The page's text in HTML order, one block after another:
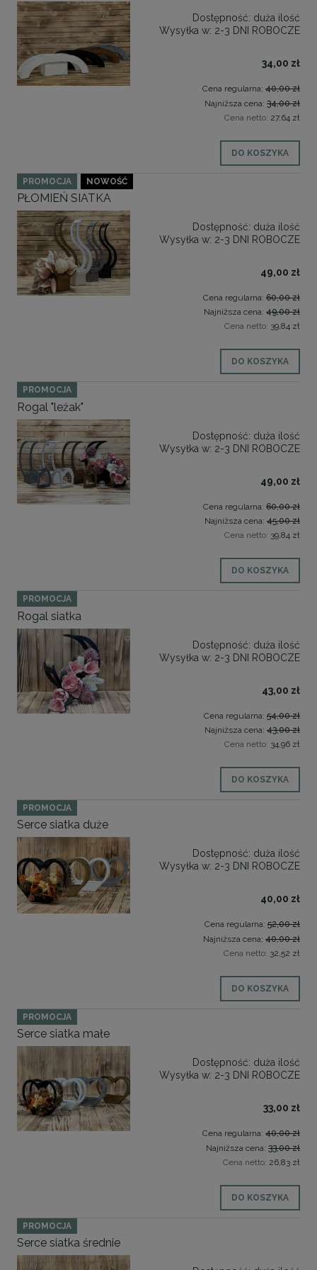
Dostępność: duża ilość
Wysyłka w: 2-3 DNI ROBOCZE
34,00 zł
Cena regularna: 40,00 zł
Najniższa cena: 34,00 zł
Cena netto: 27,64 zł
DO KOSZYKA
PŁOMIEŃ SIATKA
Dostępność: duża ilość
Wysyłka w: 2-3 DNI ROBOCZE
49,00 zł
Cena regularna: 60,00 zł
Najniższa cena: 49,00 zł
Cena netto: 39,84 zł
DO KOSZYKA
PROMOCJA NOWOŚĆ
Rogal "leżak"
Dostępność: duża ilość
Wysyłka w: 2-3 DNI ROBOCZE
49,00 zł
Cena regularna: 60,00 zł
Najniższa cena: 45,00 zł
Cena netto: 39,84 zł
DO KOSZYKA
PROMOCJA
Rogal siatka
Dostępność: duża ilość
Wysyłka w: 2-3 DNI ROBOCZE
43,00 zł
Cena regularna: 54,00 zł
Najniższa cena: 43,00 zł
Cena netto: 34,96 zł
DO KOSZYKA
PROMOCJA
Serce siatka duże
Dostępność: duża ilość
Wysyłka w: 2-3 DNI ROBOCZE
40,00 zł
Cena regularna: 52,00 zł
Najniższa cena: 40,00 zł
Cena netto: 32,52 zł
DO KOSZYKA
PROMOCJA
Serce siatka małe
Dostępność: duża ilość
Wysyłka w: 2-3 DNI ROBOCZE
33,00 zł
Cena regularna: 40,00 zł
Najniższa cena: 33,00 zł
Cena netto: 26,83 zł
DO KOSZYKA
PROMOCJA
Serce siatka średnie
PROMOCJA